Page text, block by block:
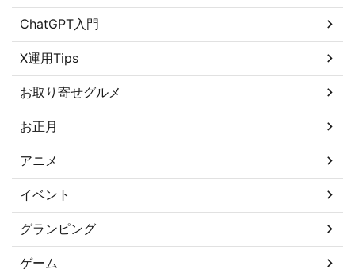
ChatGPT入門
X運用Tips
お取り寄せグルメ
お正月
アニメ
イベント
グランピング
ゲーム